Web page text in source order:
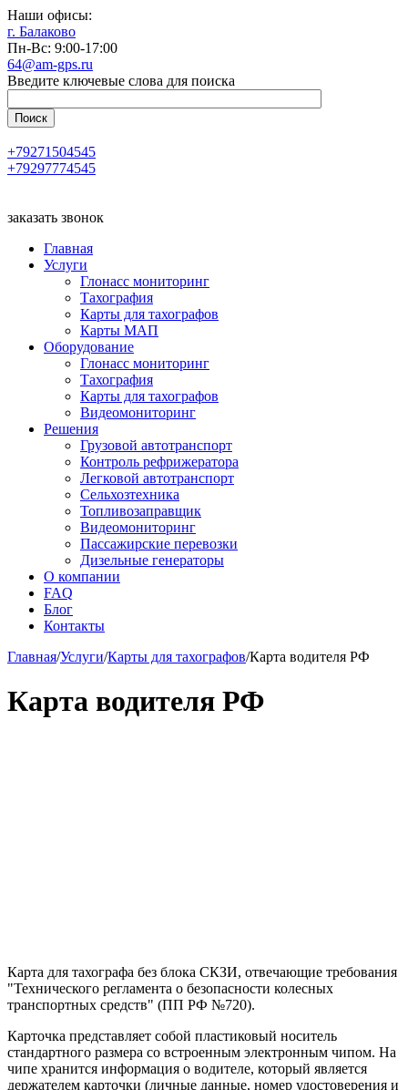
Наши офисы:
г. Балаково
Пн-Вс: 9:00-17:00
64@am-gps.ru
Введите ключевые слова для поиска
+79271504545
+79297774545
заказать звонок
Главная
Услуги
Глонасс мониторинг
Тахография
Карты для тахографов
Карты МАП
Оборудование
Глонасс мониторинг
Тахография
Карты для тахографов
Видеомониторинг
Решения
Грузовой автотранспорт
Контроль рефрижератора
Легковой автотранспорт
Сельхозтехника
Топливозаправщик
Видеомониторинг
Пассажирские перевозки
Дизельные генераторы
О компании
FAQ
Блог
Контакты
Главная/Услуги/Карты для тахографов/Карта водителя РФ
Карта водителя РФ
Карта для тахографа без блока СКЗИ, отвечающие требования
"Технического регламента о безопасности колесных
транспортных средств" (ПП РФ №720).
Карточка представляет собой пластиковый носитель
стандартного размера со встроенным электронным чипом. На
чипе хранится информация о водителе, который является
держателем карточки (личные данные, номер удостоверения и